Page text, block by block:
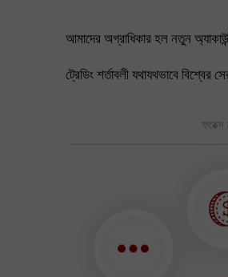
আমাদের অগ্রাধিকার হল নতুন
ট্রেডিং শর্তাবলী যথাযথভাবে
ফরেক্স